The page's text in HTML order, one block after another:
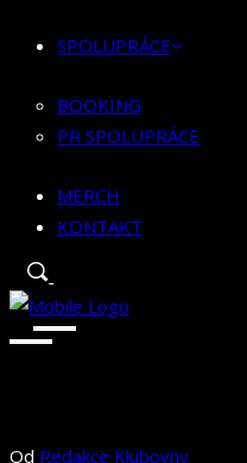
MERCH
SPOLUPRÁCE
BOOKING
PR SPOLUPRÁCE
MERCH
KONTAKT
Od Redakce Klubovny